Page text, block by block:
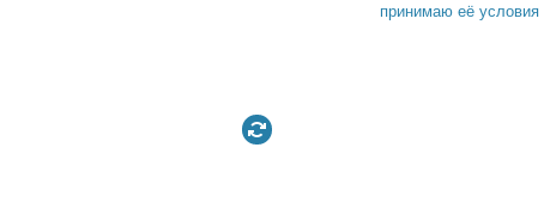
принимаю её условия